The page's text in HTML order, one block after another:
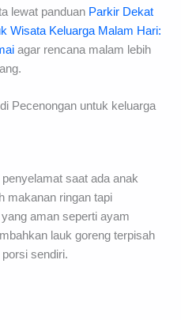
lewat panduan Parkir Dekat
Wisata Keluarga Malam Hari:
agar rencana malam lebih
Pecenongan untuk keluarga
saat ada anak
makanan ringan tapi
aman seperti ayam
lauk goreng terpisah
sendiri.